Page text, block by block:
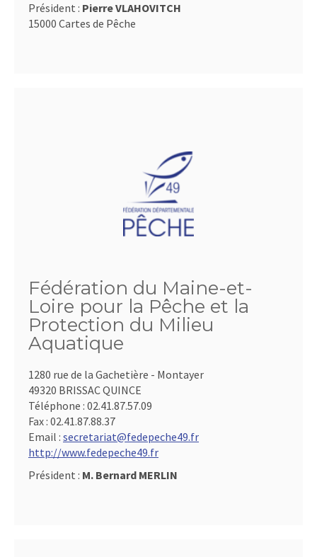
Président : Pierre VLAHOVITCH
15000 Cartes de Pêche
Fédération du Maine-et-
Loire pour la Pêche et la
Protection du Milieu
Aquatique
1280 rue de la Gachetière - Montayer
49320 BRISSAC QUINCE
Téléphone : 02.41.87.57.09
Fax : 02.41.87.88.37
Email : secretariat@fedepeche49.fr
http://www.fedepeche49.fr
Président : M. Bernard MERLIN